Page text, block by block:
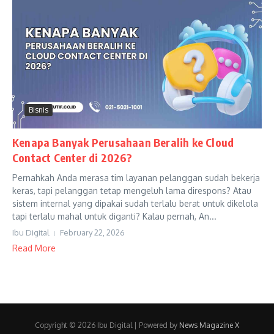
Bisnis
Kenapa Banyak Perusahaan Beralih ke Cloud
Contact Center di 2026?
Pernahkah Anda merasa tim layanan pelanggan sudah bekerja
keras, tapi pelanggan tetap mengeluh lama direspons? Atau
sistem internal yang dipakai sudah terlalu berat untuk dikelola
tapi terlalu mahal untuk diganti? Kalau pernah, An...
Ibu Digital February 22, 2026
Read More
Copyright © 2026 Ibu Digital | Powered by News Magazine X